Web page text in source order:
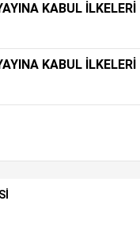
KABUL İLKELERİ
KABUL İLKELERİ